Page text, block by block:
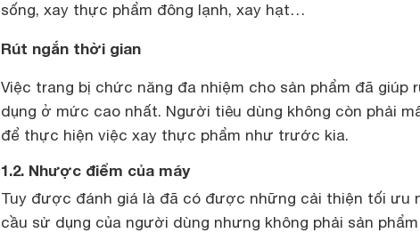
sống, xay thực phẩm đông lạnh, xay hạt…
Rút ngắn thời gian
Việc trang bị chức năng đa nhiệm cho sản phẩm đã giúp
dụng ở mức cao nhất. Người tiêu dùng không còn phải
để thực hiện việc xay thực phẩm như trước kia.
1.2. Nhược điểm của máy
Tuy được đánh giá là đã có được những cải thiện tối ưu
cầu sử dụng của người dùng nhưng không phải sản